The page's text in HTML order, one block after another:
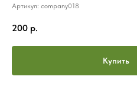
Артикул: company018
200 р.
Купить